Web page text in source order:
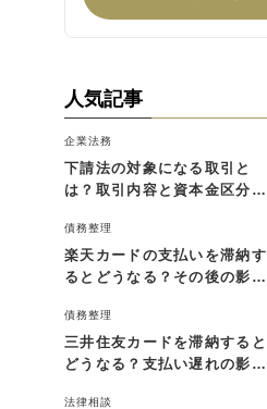
人気記事
企業法務
下請法の対象になる取引と
は？取引内容と資本金区分に
債務整理
楽天カードの支払いを滞納す
るとどうなる？その後の影響
債務整理
三井住友カードを滞納すると
どうなる？支払い遅れの影響
法律相談